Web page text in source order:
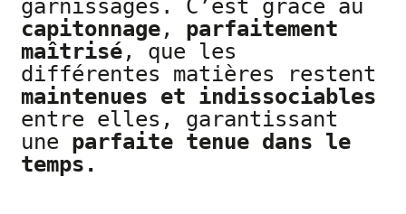
garnissages. C’est grâce au
capitonnage, parfaitement
maîtrisé, que les
différentes matières restent
maintenues et indissociables
entre elles, garantissant
une parfaite tenue dans le
temps.